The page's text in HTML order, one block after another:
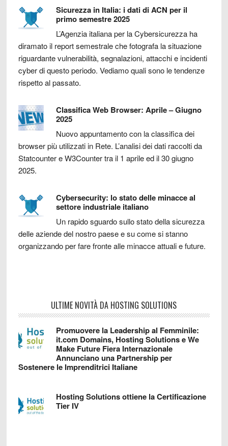
Sicurezza in Italia: i dati di ACN per il
primo semestre 2025
L’Agenzia italiana per la Cybersicurezza ha
diramato il report semestrale che fotografa la situazione
riguardante vulnerabilità, segnalazioni, attacchi e incidenti
cyber di questo periodo. Vediamo quali sono le tendenze
rispetto al passato.
Classifica Web Browser: Aprile – Giugno
2025
Nuovo appuntamento con la classifica dei
browser più utilizzati in Rete. L’analisi dei dati raccolti da
Statcounter e W3Counter tra il 1 aprile ed il 30 giugno
2025.
Cybersecurity: lo stato delle minacce al
settore industriale italiano
Un rapido sguardo sullo stato della sicurezza
delle aziende del nostro paese e su come si stanno
organizzando per fare fronte alle minacce attuali e future.
ULTIME NOVITÀ DA HOSTING SOLUTIONS
Promuovere la Leadership al Femminile:
it.com Domains, Hosting Solutions e We
Make Future Fiera Internazionale
Annunciano una Partnership per
Sostenere le Imprenditrici Italiane
Hosting Solutions ottiene la Certificazione
Tier IV